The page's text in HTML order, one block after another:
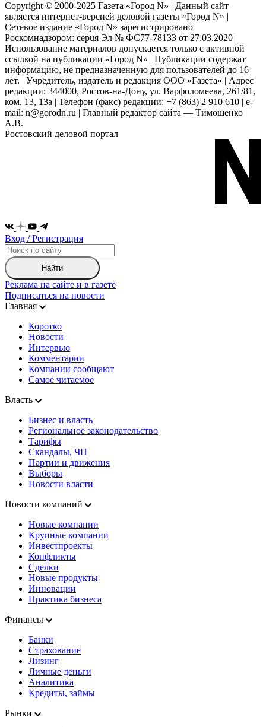
Copyright © 2000-2025 Газета «Город N» | Данный сайт
является интернет-версией деловой газеты «Город N» |
Сетевое издание «Город N» зарегистрировано
Роскомнадзором: серuя Эл № ФС77-78133 от 27.03.2020 |
Использование материалов допускается только с активной
ссылкой на публикации «Город N» | Публикации содержат
информацию, не предназначенную для пользователей до 16
лет. | Учредитель, издатель и редакция ООО «Газета» | Адрес
редакции: 344000, Ростов-на-Дону, ул. Варфоломеева, 261/81,
ком. 13, 13а | Телефон (факс) редакции: +7 (863) 2 910 610 | e-
mail: n@gorodn.ru | Главный редактор сайта — Тимошенко
А.В.
Ростовский деловой портал
Вход / Регистрация
Найти
Реклама на сайте и в газете
Подписаться на новости
Главная
Коротко
Новости
Интервью
Комментарии
Компании сообщают
Самое читаемое
Власть
Бизнес и власть
Региональное законодательство
Тарифы
Скандалы, ЧП
Партии и движения
Выборы
Новости власти
Новости компаний
Новые компании
Крупные компании
Инвестпроекты
Конфликты
Сделки
Новые продукты
Инновации
Практика бизнеса
Финансы
Банки
Страхование
Лизинг
Личные деньги
Аналитика
Кредиты, займы
Рынки